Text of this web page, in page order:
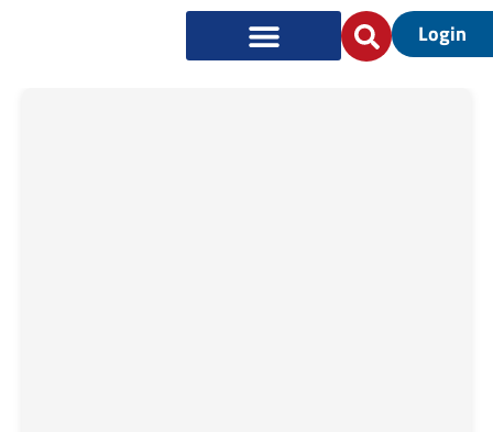
Login